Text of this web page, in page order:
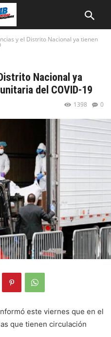
y el Distrito Nacional ya tienen
Nacional ya
del COVID-19
0
1398
este viernes que en el
que tienen circulación